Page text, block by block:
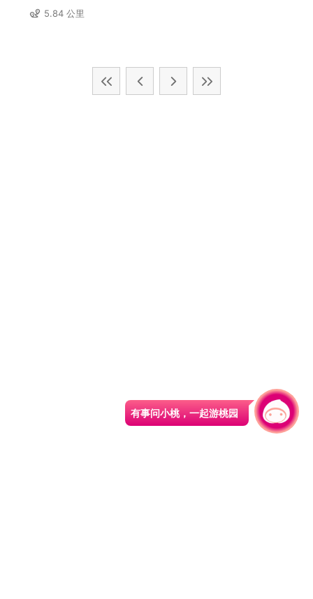
5.84 公里
有事问小桃，一起游桃园|